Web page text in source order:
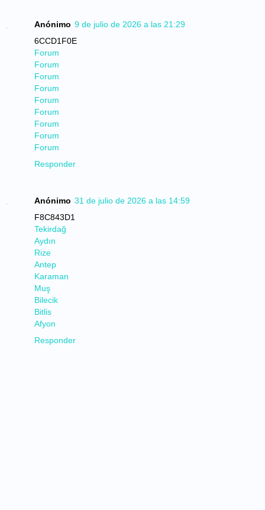
Anónimo 9 de julio de 2026 a las 21:29
6CCD1F0E
Forum
Forum
Forum
Forum
Forum
Forum
Forum
Forum
Forum
Responder
Anónimo 31 de julio de 2026 a las 14:59
F8C843D1
Tekirdağ
Aydın
Rize
Antep
Karaman
Muş
Bilecik
Bitlis
Afyon
Responder